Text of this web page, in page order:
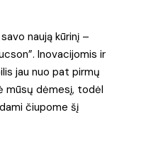
naują kūrinį –
Inovacijomis ir
jau nuo pat pirmų
mūsų dėmesį, todėl
čiupome šį